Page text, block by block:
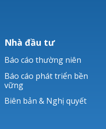
Nhà đầu tư
Báo cáo thường niên
Báo cáo phát triển bền
vững
Biên bản & Nghị quyết